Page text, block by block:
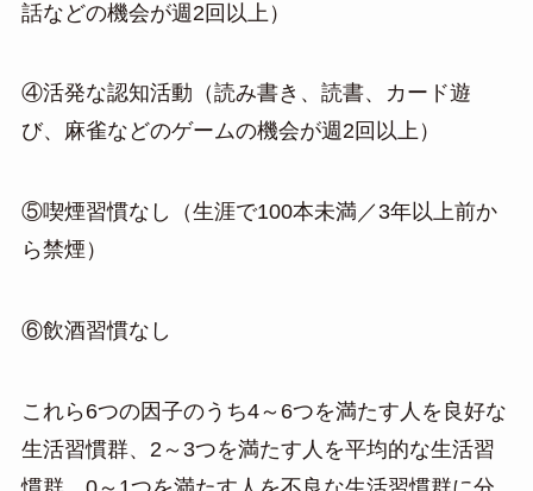
話などの機会が週2回以上）
④活発な認知活動（読み書き、読書、カード遊
び、麻雀などのゲームの機会が週2回以上）
⑤喫煙習慣なし（生涯で100本未満／3年以上前か
ら禁煙）
⑥飲酒習慣なし
これら6つの因子のうち4～6つを満たす人を良好な
生活習慣群、2～3つを満たす人を平均的な生活習